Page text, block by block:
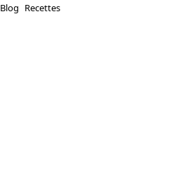
Blog Recettes